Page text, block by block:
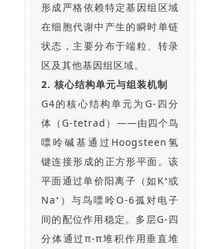
形成严格依赖特定基因组区域
在细胞代谢中产生的瞬时单链
状态，主要分布于端粒、转录
区及其他基因组区域。
2. 核心结构单元与组装机制
G4的核心结构单元为G-四分
体（G-tetrad）——由四个鸟
嘌呤碱基通过Hoogsteen氢
键连接形成的正方形平面。该
平面通过单价阳离子（如K⁺或
Na⁺）与鸟嘌呤O-6孤对电子
间的配位作用稳定。多层G-四
分体通过π-π堆积作用垂直堆